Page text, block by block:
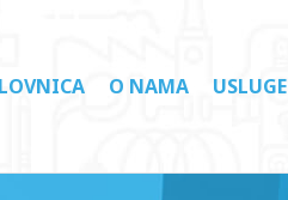
O NAMA USLUGE